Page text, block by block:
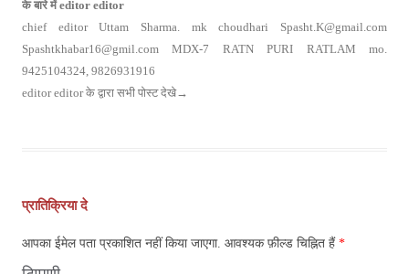
के बारे में editor editor
chief editor Uttam Sharma. mk choudhari Spasht.K@gmail.com
Spashtkhabar16@gmil.com MDX-7 RATN PURI RATLAM mo.
9425104324, 9826931916
editor editor के द्वारा सभी पोस्ट देखे→
प्रातिक्रिया दे
आपका ईमेल पता प्रकाशित नहीं किया जाएगा. आवश्यक फ़ील्ड चिह्नित हैं *